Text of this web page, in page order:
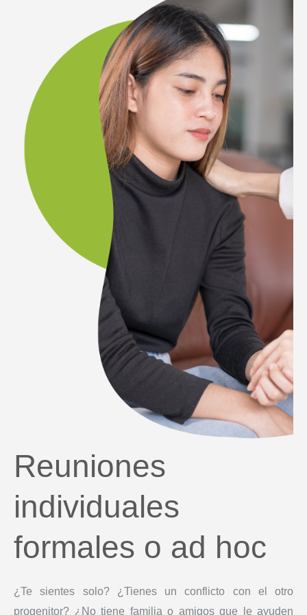
Reuniones
individuales
formales o ad hoc
¿Te sientes solo? ¿Tienes un conflicto con el otro
progenitor? ¿No tiene familia o amigos que le ayuden